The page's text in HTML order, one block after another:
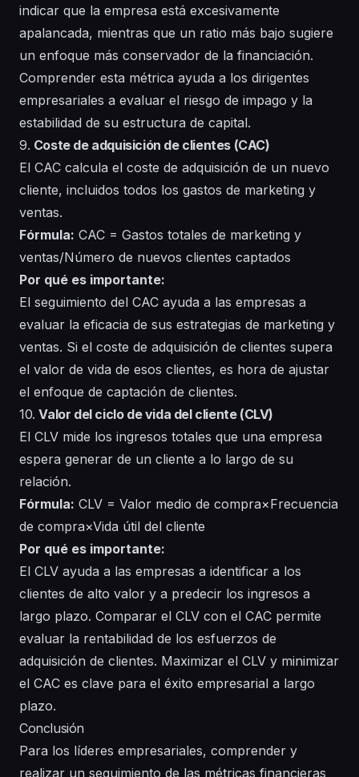
indicar que la empresa está excesivamente
apalancada, mientras que un ratio más bajo sugiere
un enfoque más conservador de la financiación.
Comprender esta métrica ayuda a los dirigentes
empresariales a evaluar el riesgo de impago y la
estabilidad de su estructura de capital.
9. Coste de adquisición de clientes (CAC)
El CAC calcula el coste de adquisición de un nuevo
cliente, incluidos todos los gastos de marketing y
ventas.
Fórmula: CAC = Gastos totales de marketing y
ventas/Número de nuevos clientes captados
Por qué es importante:
El seguimiento del CAC ayuda a las empresas a
evaluar la eficacia de sus estrategias de marketing y
ventas. Si el coste de adquisición de clientes supera
el valor de vida de esos clientes, es hora de ajustar
el enfoque de captación de clientes.
10.Valor del ciclo de vida del cliente (CLV)
El CLV mide los ingresos totales que una empresa
espera generar de un cliente a lo largo de su
relación.
Fórmula: CLV = Valor medio de compra×Frecuencia
de compra×Vida útil del cliente
Por qué es importante:
El CLV ayuda a las empresas a identificar a los
clientes de alto valor y a predecir los ingresos a
largo plazo. Comparar el CLV con el CAC permite
evaluar la rentabilidad de los esfuerzos de
adquisición de clientes. Maximizar el CLV y minimizar
el CAC es clave para el éxito empresarial a largo
plazo.
Conclusión
Para los líderes empresariales, comprender y
realizar un seguimiento de las métricas financieras